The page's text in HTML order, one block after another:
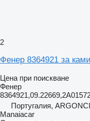
2
Фенер 8364921 за
Цена при поискване
Фенер
Португалия,
Manaiacar